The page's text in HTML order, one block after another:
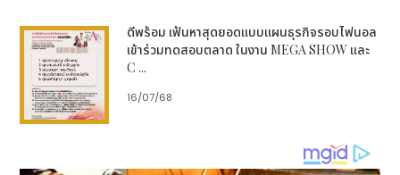
ดีพร้อม เฟ้นหาสุดยอดแบบแผนธุรกิจรอบไฟนอล
เข้าร่วมทดสอบตลาด ในงาน MEGA SHOW และ
C ...
16/07/68